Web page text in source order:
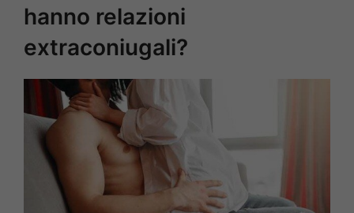
hanno relazioni
extraconiugali?